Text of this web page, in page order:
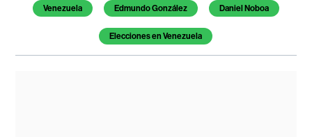
Venezuela Edmundo González Daniel Noboa
Elecciones en Venezuela